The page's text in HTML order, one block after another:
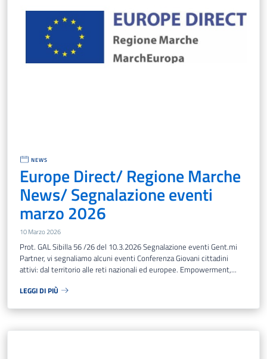
NEWS
Europe Direct/ Regione Marche
News/ Segnalazione eventi
marzo 2026
10 Marzo 2026
Prot. GAL Sibilla 56 /26 del 10.3.2026 Segnalazione eventi Gent.mi
Partner, vi segnaliamo alcuni eventi Conferenza Giovani cittadini
attivi: dal territorio alle reti nazionali ed europee. Empowerment,...
LEGGI DI PIÙ